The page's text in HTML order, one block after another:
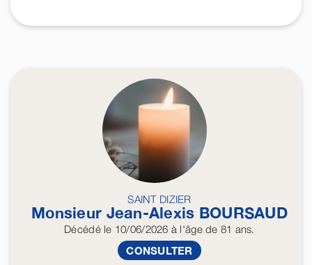
SAINT DIZIER
Monsieur Jean-Alexis BOURSAUD
Décédéle 10/06/2026 à l'âge de 81 ans.
CONSULTER